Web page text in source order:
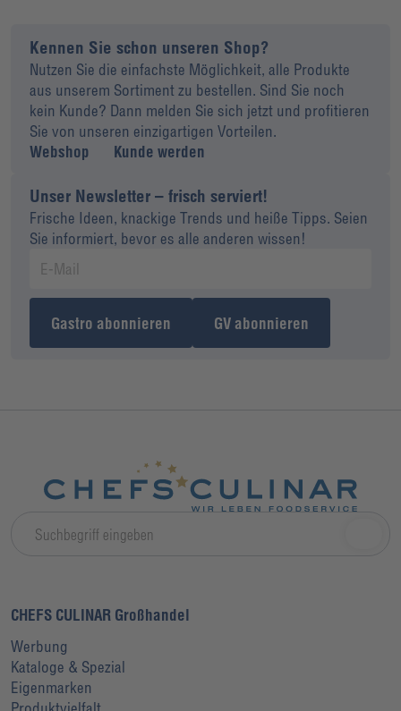
Kennen Sie schon unseren Shop?
Nutzen Sie die einfachste Möglichkeit, alle Produkte
aus unserem Sortiment zu bestellen. Sind Sie noch
kein Kunde? Dann melden Sie sich jetzt und profitieren
Sie von unseren einzigartigen Vorteilen.
Webshop
Kunde werden
Unser Newsletter – frisch serviert!
Frische Ideen, knackige Trends und heiße Tipps. Seien
Sie informiert, bevor es alle anderen wissen!
Gastro abonnieren GV abonnieren
CHEFS CULINAR Großhandel
Werbung
Kataloge & Spezial
Eigenmarken